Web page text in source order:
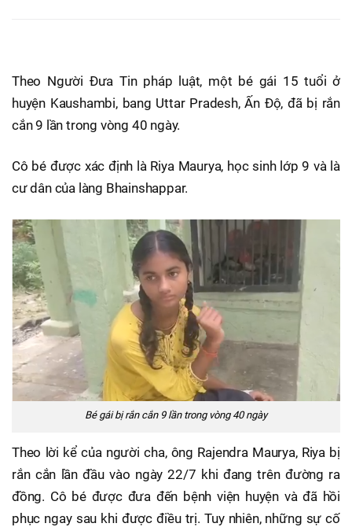
Theo Người Đưa Tin pháp luật, một bé gái 15 tuổi ở
huyện Kaushambi, bang Uttar Pradesh, Ấn Độ, đã bị rắn
cắn 9 lần trong vòng 40 ngày.
Cô bé được xác định là Riya Maurya, học sinh lớp 9 và là
cư dân của làng Bhainshappar.
Bé gái bị rắn cắn 9 lần trong vòng 40 ngày
Theo lời kể của người cha, ông Rajendra Maurya, Riya bị
rắn cắn lần đầu vào ngày 22/7 khi đang trên đường ra
đồng. Cô bé được đưa đến bệnh viện huyện và đã hồi
phục ngay sau khi được điều trị. Tuy nhiên, những sự cố